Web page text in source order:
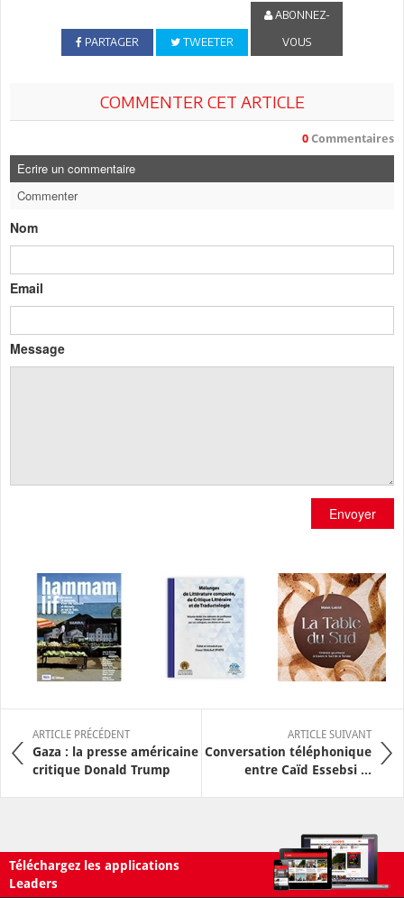
PARTAGER TWEETER
ABONNEZ-
VOUS
COMMENTER CET ARTICLE
0 Commentaires
Ecrire un commentaire
Commenter
Nom
Email
Message
Envoyer
ARTICLE PRÉCÉDENT
Gaza : la presse américaine
critique Donald Trump
ARTICLE SUIVANT
Conversation téléphonique
entre Caïd Essebsi ...
Téléchargez les applications
Leaders